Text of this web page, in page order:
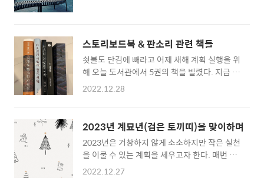
집중. 굥을 내년까지 볼 자신이 없다 빨리 퇴진
하길 스토리보드 그리기와 일러스트에 관심이
생겨서 좀 더 전진하고 싶어 나에게 과제를 줄
생각. 영화를..
스토리보드북 & 판소리 관련 책들
쇳불도 단김에 빼라고 어제 새해 계획 실행을 위
해 오늘 도서관에서 5권의 책을 빌렸다. 지금 그
리고 있는 웹드 줄콘티에 도움을 받을 수 있는
판소리 관련 책도 함께 챙겼다. 한국 영화 중 제
일 큰 상을 받은 두 작품 스토리보드북은 전문
스토리보드 작가가 그렸고 은 봉준호 감독이 직
접 그렸다. 만화를 그렸던 사람이라 그런지 스토
리보드북이 좀 더 입체적이고 복작복작하다. 은
2022.12.28
2023년 계묘년(검은 토끼띠)을 맞이하며
2023년은 거창하지 않게 소소하지만 작은 실천
을 이룰 수 있는 계획을 세우고자 한다. 매번 1
순위 목표는 건강. 1. 운동 - 1분기 : 기초체력 키
2022.12.27